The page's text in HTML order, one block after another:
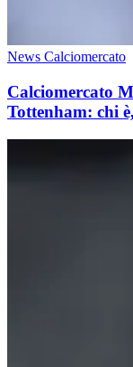
News Calciomercato
Calciomercato
Tottenham: chi